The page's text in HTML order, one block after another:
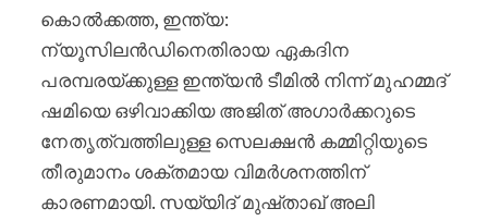
കൊൽക്കത്ത, ഇന്ത്യ:
ന്യൂസിലൻഡിനെതിരായ ഏകദിന
പരമ്പരയ്ക്കുള്ള ഇന്ത്യൻ ടീമിൽ നിന്ന് മുഹമ്മദ്
ഷമിയെ ഒഴിവാക്കിയ അജിത് അഗാർക്കറുടെ
നേതൃത്വത്തിലുള്ള സെലക്ഷൻ കമ്മിറ്റിയുടെ
തീരുമാനം ശക്തമായ വിമർശനത്തിന്
കാരണമായി. സയ്യിദ് മുഷ്താഖ് അലി